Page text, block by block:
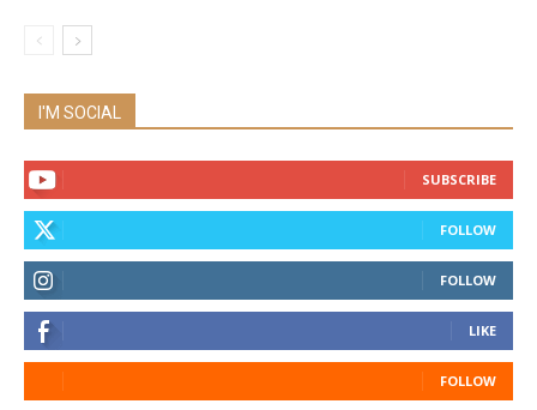
I'M SOCIAL
SUBSCRIBE
FOLLOW
FOLLOW
LIKE
FOLLOW